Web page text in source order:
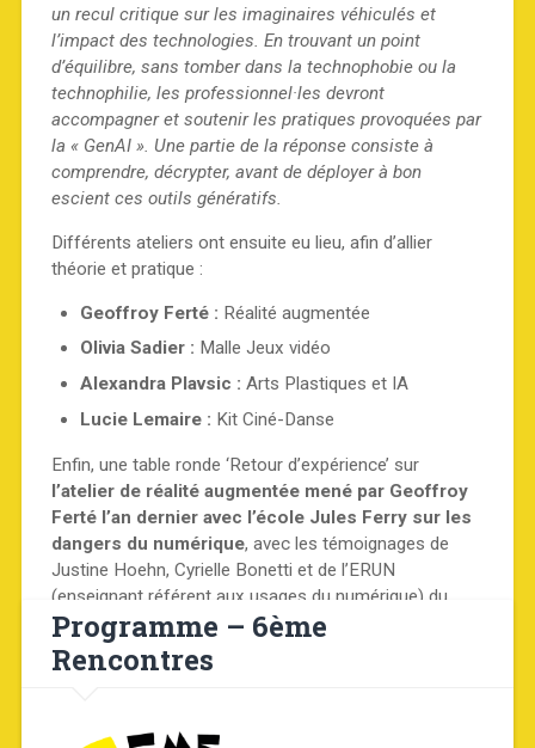
un recul critique sur les imaginaires véhiculés et
l’impact des technologies. En trouvant un point
d’équilibre, sans tomber dans la technophobie ou la
technophilie, les professionnel·les devront
accompagner et soutenir les pratiques provoquées par
la « GenAI ». Une partie de la réponse consiste à
comprendre, décrypter, avant de déployer à bon
escient ces outils génératifs.
Différents ateliers ont ensuite eu lieu, afin d’allier
théorie et pratique :
Geoffroy Ferté : Réalité augmentée
Olivia Sadier : Malle Jeux vidéo
Alexandra Plavsic : Arts Plastiques et IA
Lucie Lemaire : Kit Ciné-Danse
Enfin, une table ronde ‘Retour d’expérience’ sur
l’atelier de réalité augmentée mené par Geoffroy
Ferté l’an dernier avec l’école Jules Ferry sur les
dangers du numérique, avec les témoignages de
Justine Hoehn, Cyrielle Bonetti et de l’ERUN
(enseignant référent aux usages du numérique) du
rectorat a permis de mettre en avant ce qui se fait sur
le terrain !
Programme – 6ème
Rencontres